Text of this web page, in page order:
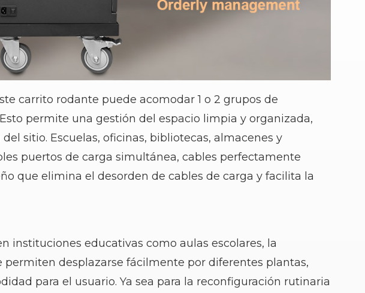
carrito rodante puede acomodar 1 o 2 grupos de
Esto permite una gestión del espacio limpia y organizada,
sitio. Escuelas, oficinas, bibliotecas, almacenes y
puertos de carga simultánea, cables perfectamente
que elimina el desorden de cables de carga y facilita la
instituciones educativas como aulas escolares, la
permiten desplazarse fácilmente por diferentes plantas,
para el usuario. Ya sea para la reconfiguración rutinaria